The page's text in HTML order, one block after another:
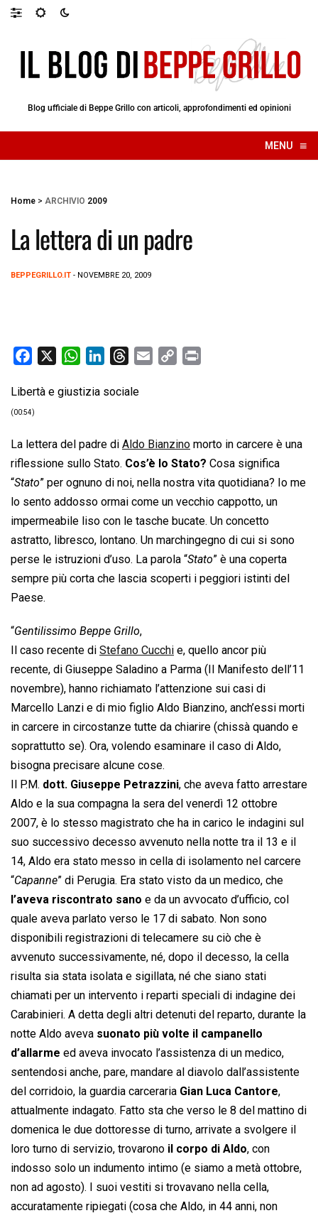
Blog ufficiale di Beppe Grillo con articoli, approfondimenti ed opinioni
MENU ≡
☰
Home > ARCHIVIO 2009
La lettera di un padre
BEPPEGRILLO.IT - NOVEMBRE 20, 2009
c
e
o
o
k
W
a
A
p
p
n
d
I
n
r
d
s
i
n
k
Libertà e giustizia sociale
(00:54)
La lettera del padre di Aldo Bianzino morto in carcere è una
riflessione sullo Stato. Cos’è lo Stato? Cosa significa
“Stato” per ognuno di noi, nella nostra vita quotidiana? Io me
lo sento addosso ormai come un vecchio cappotto, un
impermeabile liso con le tasche bucate. Un concetto
astratto, libresco, lontano. Un marchingegno di cui si sono
perse le istruzioni d’uso. La parola “Stato” è una coperta
sempre più corta che lascia scoperti i peggiori istinti del
Paese.
“Gentilissimo Beppe Grillo,
Il caso recente di Stefano Cucchi e, quello ancor più
recente, di Giuseppe Saladino a Parma (Il Manifesto dell’11
novembre), hanno richiamato l’attenzione sui casi di
Marcello Lanzi e di mio figlio Aldo Bianzino, anch’essi morti
in carcere in circostanze tutte da chiarire (chissà quando e
soprattutto se). Ora, volendo esaminare il caso di Aldo,
bisogna precisare alcune cose.
Il P.M. dott. Giuseppe Petrazzini, che aveva fatto arrestare
Aldo e la sua compagna la sera del venerdì 12 ottobre
2007, è lo stesso magistrato che ha in carico le indagini sul
suo successivo decesso avvenuto nella notte tra il 13 e il
14, Aldo era stato messo in cella di isolamento nel carcere
“Capanne” di Perugia. Era stato visto da un medico, che
l’aveva riscontrato sano e da un avvocato d’ufficio, col
quale aveva parlato verso le 17 di sabato. Non sono
disponibili registrazioni di telecamere su ciò che è
avvenuto successivamente, né, dopo il decesso, la cella
risulta sia stata isolata e sigillata, né che siano stati
chiamati per un intervento i reparti speciali di indagine dei
Carabinieri. A detta degli altri detenuti del reparto, durante la
notte Aldo aveva suonato più volte il campanello
d’allarme ed aveva invocato l’assistenza di un medico,
sentendosi anche, pare, mandare al diavolo dall’assistente
del corridoio, la guardia carceraria Gian Luca Cantore,
attualmente indagato. Fatto sta che verso le 8 del mattino di
domenica le due dottoresse di turno, arrivate a svolgere il
loro turno di servizio, trovarono il corpo di Aldo, con
indosso solo un indumento intimo (e siamo a metà ottobre,
non ad agosto). I suoi vestiti si trovavano nella cella,
accuratamente ripiegati (cosa che Aldo, in 44 anni, non